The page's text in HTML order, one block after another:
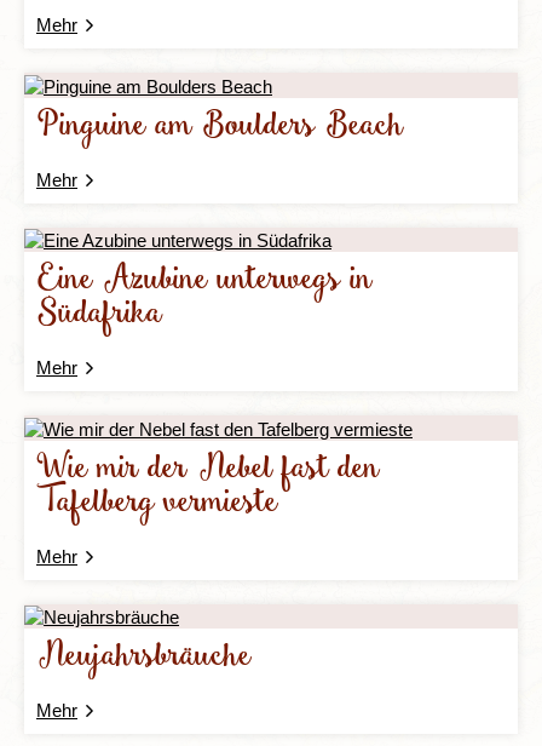
Mehr
Pinguine am Boulders Beach
Mehr
Eine Azubine unterwegs in
Südafrika
Mehr
Wie mir der Nebel fast den
Tafelberg vermieste
Mehr
Neujahrsbräuche
Mehr